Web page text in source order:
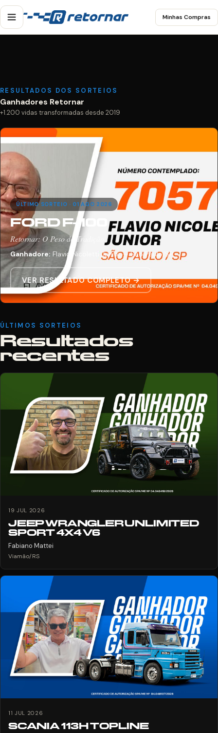
Minhas Compras
RESULTADOS DOS SORTEIOS
Ganhadores Retornar
+1.200 vidas transformadas desde 2019
ÚLTIMO SORTEIO · 01 AGO 2026
FORD F-100
Retornar: O Peso da Tradição
Ganhadore: Flavio Nicoletti Junior — São Paulo/SP
VER RESULTADO COMPLETO →
ÚLTIMOS SORTEIOS
Resultados
recentes
19 JUL 2026
JEEP WRANGLER UNLIMITED
SPORT 4X4 V6
Fabiano Mattei
Viamão/RS
11 JUL 2026
SCANIA 113H TOPLINE